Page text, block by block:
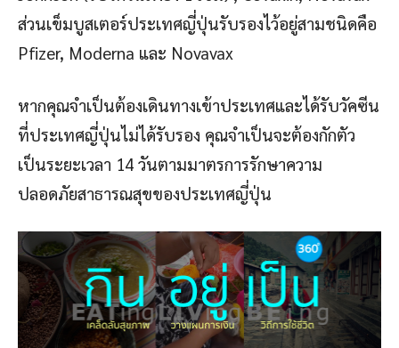
ส่วนเข็มบูสเตอร์ประเทศญี่ปุ่นรับรองไว้อยู่สามชนิดคือ
Pfizer, Moderna และ Novavax
หากคุณจำเป็นต้องเดินทางเข้าประเทศและได้รับวัคซีน
ที่ประเทศญี่ปุ่นไม่ได้รับรอง คุณจำเป็นจะต้องกักตัว
เป็นระยะเวลา 14 วันตามมาตรการรักษาความ
ปลอดภัยสาธารณสุขของประเทศญี่ปุ่น